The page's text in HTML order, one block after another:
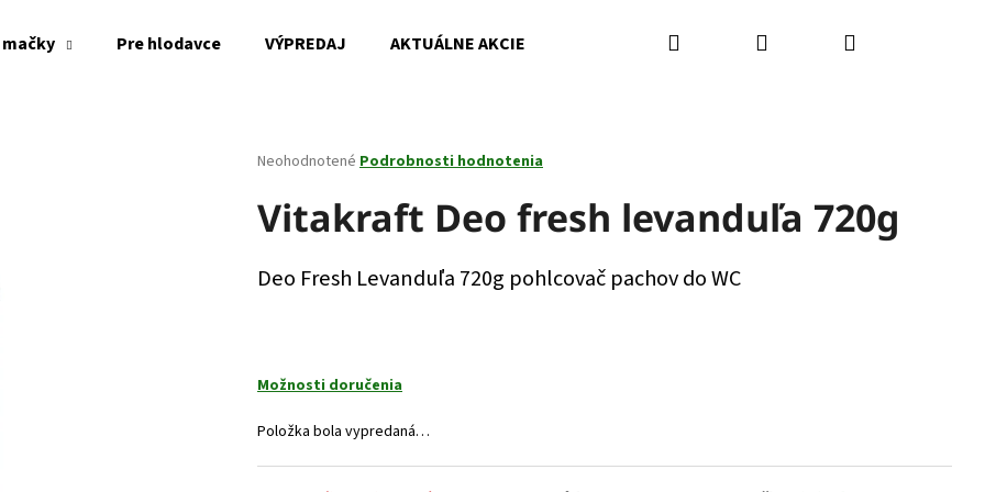
Pre hlodavce VÝPREDAJ AKTUÁLNE AKCIE Kamenná predajňa Kontakty
Hľadať PrihlásenieNákupný
Priemerné
produktu
je
5
Neohodnotené Podrobnosti hodnotenia
Vitakraft Deo fresh levanduľa 720g
Deo Fresh Levanduľa 720g pohlcovač pachov do WC
Možnosti doručenia
Položka bola vypredaná…
HĽADAŤ